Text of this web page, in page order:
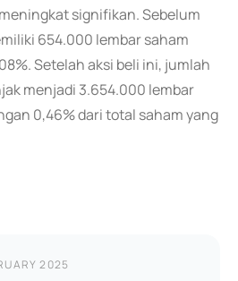
signifikan. Sebelum
654.000 lembar saham
Setelah aksi beli ini, jumlah
menjadi 3.654.000 lembar
0,46% dari total saham yang
2025